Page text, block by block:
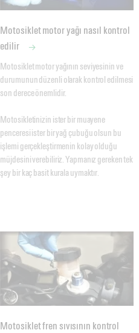
Motosiklet motor yağı nasıl kontrol
edilir
Motosiklet motor yağının seviyesinin ve
durumunun düzenli olarak kontrol edilmesi
son derece önemlidir.
Motosikletinizin ister bir muayene
penceresi ister bir yağ çubuğu olsun bu
işlemi gerçekleştirmenin kolay olduğu
müjdesini verebiliriz. Yapmanız gereken tek
şey bir kaç basit kurala uymaktır.
Motosiklet fren sıvısının kontrol